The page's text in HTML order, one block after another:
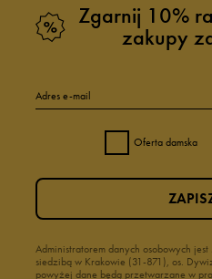
Zgarnij 10%
zakupy
Adres e-mail
Oferta damska
Administratorem danych osobowych
siedzibą w Krakowie (31-871), os.
powyżej dane będą przetwarzane w